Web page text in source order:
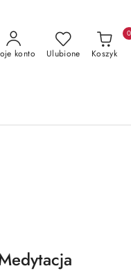
konto Ulubione Koszyk
0